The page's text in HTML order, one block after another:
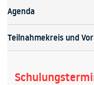
Agenda
Teilnahmekreis und